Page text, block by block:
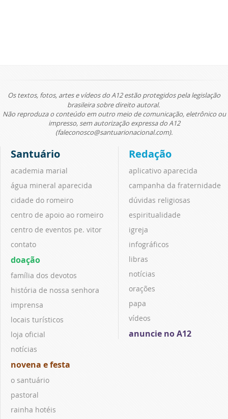
Os textos, fotos, artes e vídeos do A12 estão protegidos pela legislação
brasileira sobre direito autoral.
Não reproduza o conteúdo em outro meio de comunicação, eletrônico ou
impresso, sem autorização expressa do A12
(faleconosco@santuarionacional.com).
Santuário
academia marial
água mineral aparecida
cidade do romeiro
centro de apoio ao romeiro
centro de eventos pe. vitor
contato
doação
família dos devotos
história de nossa senhora
imprensa
locais turísticos
loja oficial
notícias
novena e festa
o santuário
pastoral
rainha hotéis
Redação
aplicativo aparecida
campanha da fraternidade
dúvidas religiosas
espiritualidade
igreja
infográficos
libras
notícias
orações
papa
vídeos
anuncie no A12